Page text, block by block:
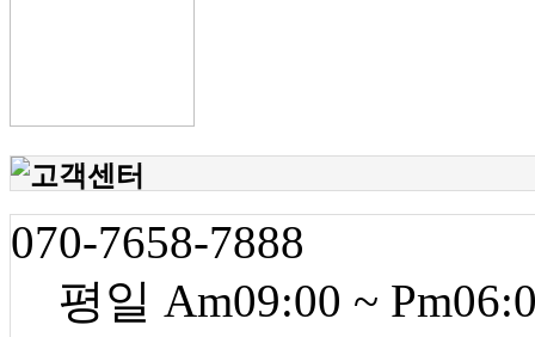
070-7658-7888
평일 Am09:00 ~